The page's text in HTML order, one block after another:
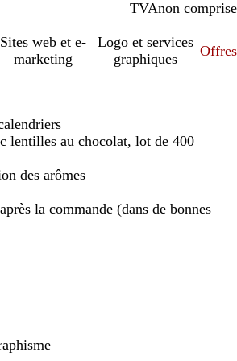
TVAcomprise
non comprise
Sites web et e-
marketing
Logo et services
graphiques
Offres
lentilles au chocolat, lot de 400
des arômes
la commande (dans de bonnes